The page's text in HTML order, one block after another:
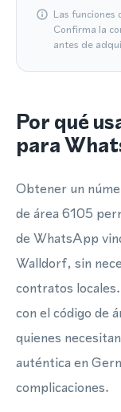
Las funciones
Confirma la
antes de
Por qué
para
Obtener un
de área 6105
de WhatsApp
Walldorf, sin
contratos
con el código de
quienes
auténtica en
complicaciones.